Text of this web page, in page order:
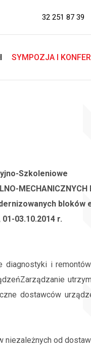
32 251 87 39
SYMPOZJA I
Szkoleniowe
MECHANICZNYCH
bloków
03.10.2014 r.
diagnostyki i
dostawców
niezależnych od